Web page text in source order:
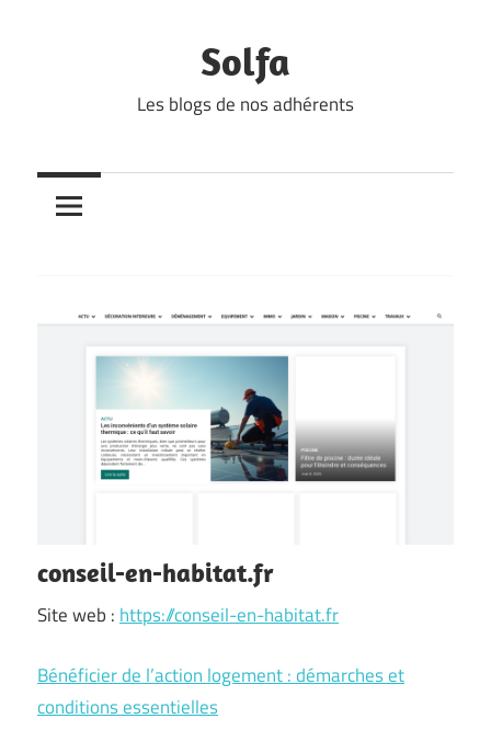
Solfa
Les blogs de nos adhérents
conseil-en-habitat.fr
Site web : https://conseil-en-habitat.fr
Bénéficier de l’action logement : démarches et
conditions essentielles